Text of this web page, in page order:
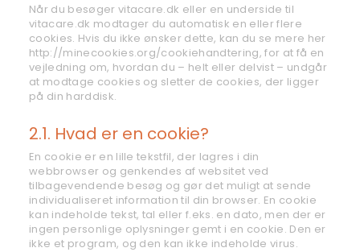
Når du besøger vitacare.dk eller en underside til
vitacare.dk modtager du automatisk en eller flere
cookies. Hvis du ikke ønsker dette, kan du se mere her
http://minecookies.org/cookiehandtering, for at få en
vejledning om, hvordan du – helt eller delvist – undgår
at modtage cookies og sletter de cookies, der ligger
på din harddisk.
2.1. Hvad er en cookie?
En cookie er en lille tekstfil, der lagres i din
webbrowser og genkendes af websitet ved
tilbagevendende besøg og gør det muligt at sende
individualiseret information til din browser. En cookie
kan indeholde tekst, tal eller f.eks. en dato, men der er
ingen personlige oplysninger gemt i en cookie. Den er
ikke et program, og den kan ikke indeholde virus.